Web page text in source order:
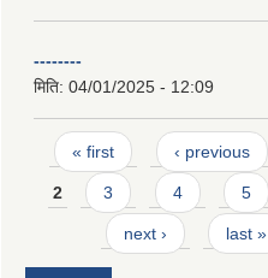
--------
मिति: 04/01/2025 - 12:09
Pages
« first ‹ previous
2 3 4 5
next › last »